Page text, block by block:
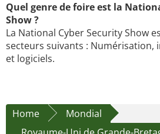
Quel genre de foire est la
Show ?
La National Cyber Security Show
secteurs suivants : Numérisation,
et logiciels.
Home
Mondial